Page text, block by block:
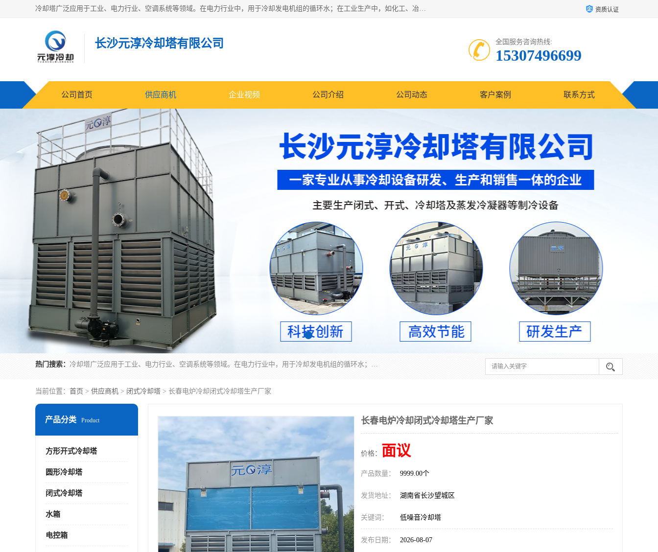
冷却塔广泛应用于工业、电力行业、空调系统等领域。在电力行业中，用于冷却发电机组的循环水；在工业生产中，如化工、冶金等行业，可降低生产过程中产生的热量；在空调系统中，为空调设备提供冷却水源 资质认证
长沙元淳冷却塔有限公司 全国服务咨询热线:
15307496699
公司首页 供应商机 企业视频 公司介绍 公司动态 客户案例 联系方式
热门搜索： 冷却塔广泛应用于工业、电力行业、空调系统等领域。在电力行业中，用于冷却发电机组的循环水；在工业生产中，如化工、冶金等行业，可降低生产过程中产生的热量；在空调系统中，为空调设备提供冷却水源
当前位置： 首页 > 供应商机 > 闭式冷却塔 > 长春电炉冷却闭式冷却塔生产厂家
产品分类 Product
方形开式冷却塔
圆形冷却塔
闭式冷却塔
水箱
电控箱
长春电炉冷却闭式冷却塔生产厂家
价格： 面议
产品数量： 9999.00个
发货地址： 湖南省长沙望城区
关键词： 低噪音冷却塔
发布日期： 2026-08-07